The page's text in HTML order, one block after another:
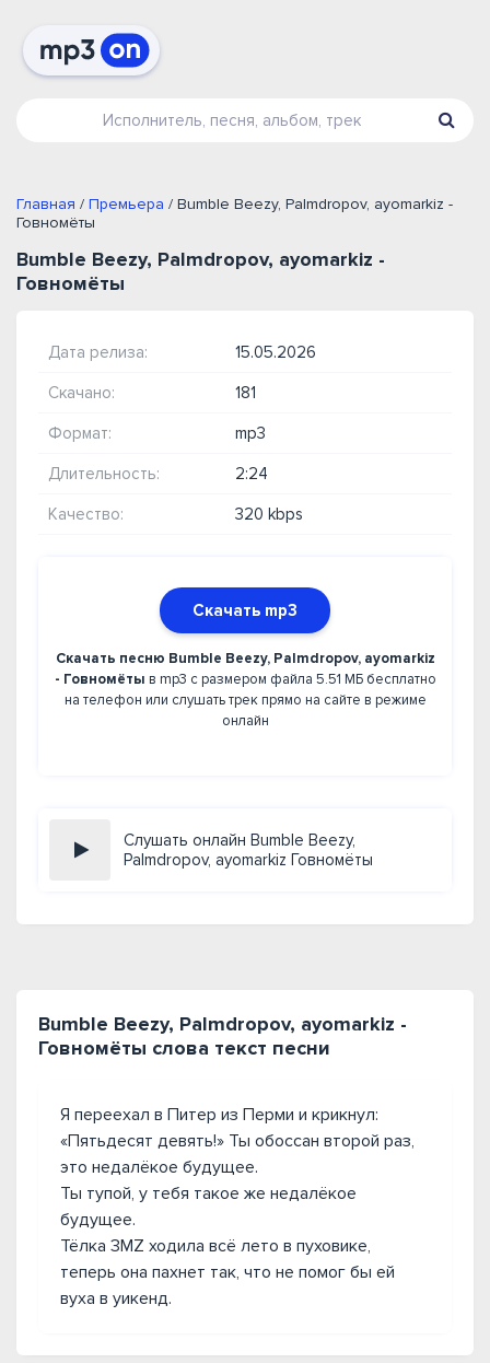
Главная / Премьера / Bumble Beezy, Palmdropov, ayomarkiz -
Говномёты
Bumble Beezy, Palmdropov, ayomarkiz -
Говномёты
Дата релиза: 15.05.2026
Скачано: 181
Формат: mp3
Длительность: 2:24
Качество: 320 kbps
Скачать mp3
Скачать песню Bumble Beezy, Palmdropov, ayomarkiz
- Говномёты в mp3 с размером файла 5.51 МБ бесплатно
на телефон или слушать трек прямо на сайте в режиме
онлайн
Слушать онлайн Bumble Beezy,
Palmdropov, ayomarkiz Говномёты
Bumble Beezy, Palmdropov, ayomarkiz -
Говномёты слова текст песни
Я переехал в Питер из Перми и крикнул:
«Пятьдесят девять!» Ты обоссан второй раз,
это недалёкое будущее.
Ты тупой, у тебя такое же недалёкое
будущее.
Тёлка 3MZ ходила всё лето в пуховике,
теперь она пахнет так, что не помог бы ей
вуха в уикенд.